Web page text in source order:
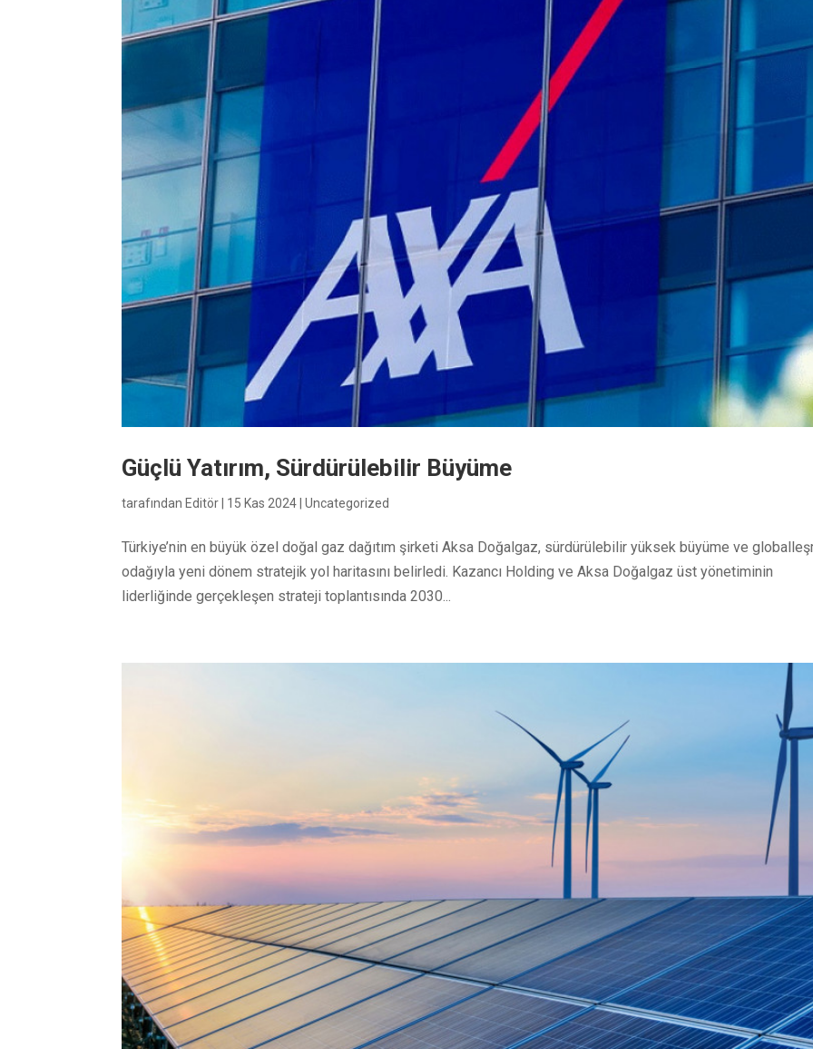
Güçlü Yatırım, Sürdürülebilir Büyüme
tarafındanEditör| 15 Kas 2024|Uncategorized
Türkiye’nin en büyük özel doğal gaz dağıtım şirketi Aksa Doğalgaz, sürdürülebilir yüksek büyüme ve
odağıyla yeni dönem stratejik yol haritasını belirledi. Kazancı Holding ve Aksa Doğalgaz üst yönetiminin
liderliğinde gerçekleşen strateji toplantısında 2030...